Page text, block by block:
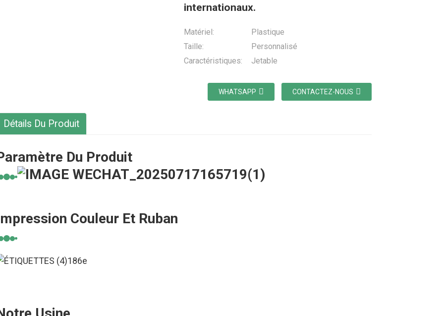
internationaux.
Matériel:
Plastique
Taille:
Personnalisé
Caractéristiques:
Jetable
WHATSAPP CONTACTEZ-NOUS
Détails Du Produit
Du Produit
Couleur Et Ruban